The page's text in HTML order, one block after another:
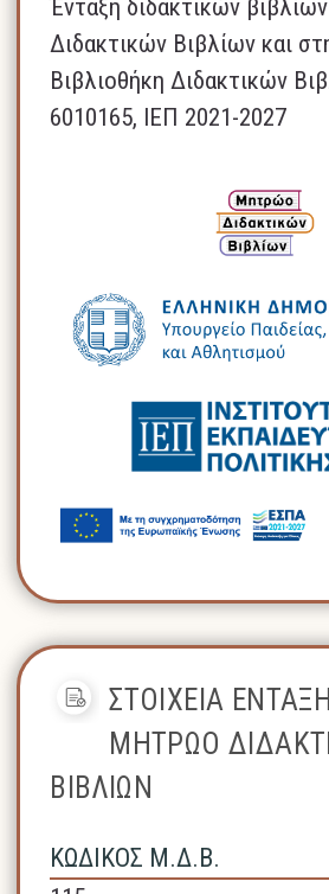
Ένταξη διδακτικών
Διδακτικών Βιβλίων και
Βιβλιοθήκη Διδακτικών
6010165, ΙΕΠ 2021-2027
ΣΤΟΙΧΕΙΑ
ΜΗΤΡΩΟ
ΒΙΒΛΙΩΝ
ΚΩΔΙΚΟΣ Μ.Δ.Β.